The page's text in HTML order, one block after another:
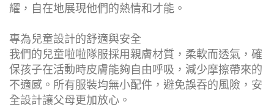
耀，自在地展現他們的熱情和才能。
專為兒童設計的舒適與安全
我們的兒童啦啦隊服採用親膚材質，柔軟而透氣，確
保孩子在活動時皮膚能夠自由呼吸，減少摩擦帶來的
不適感。所有服裝均無小配件，避免誤吞的風險，安
全設計讓父母更加放心。